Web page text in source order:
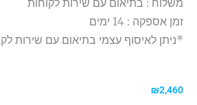
זמן אספקה : 14 ימים
*ניתן לאיסוף עצמי בתיאום עם שירות
₪2,460